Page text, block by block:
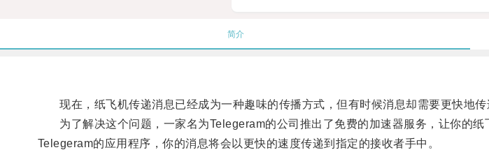
简介
现在，纸飞机传递消息已经成为一种趣味的传播方式，但有时候消息却需要更快地传
为了解决这个问题，一家名为Telegeram的公司推出了免费的加速器服务，让你的纸
Telegeram的应用程序，你的消息将会以更快的速度传递到指定的接收者手中。